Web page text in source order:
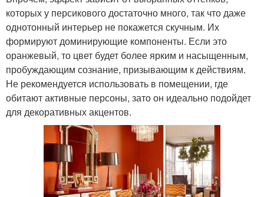
которых у персикового достаточно много, так что даже
однотонный интерьер не покажется скучным. Их
формируют доминирующие компоненты. Если это
оранжевый, то цвет будет более ярким и насыщенным,
пробуждающим сознание, призывающим к действиям.
Не рекомендуется использовать в помещении, где
обитают активные персоны, зато он идеально подойдет
для декоративных акцентов.